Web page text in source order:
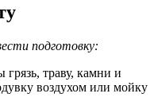
подготовку:
траву, камни и
воздухом или мойку